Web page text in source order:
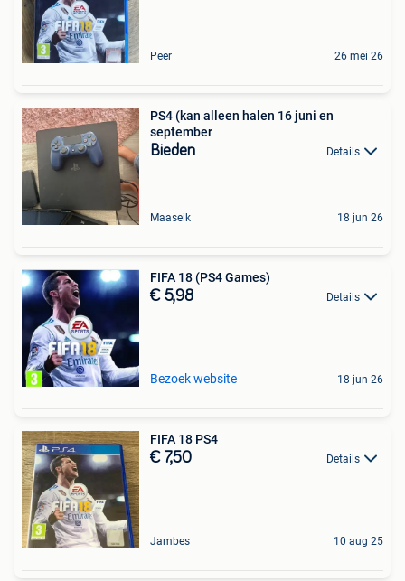
Peer 26 mei 26
PS4 (kan alleen halen 16 juni en
september
Bieden Details
Maaseik 18 jun 26
FIFA 18 (PS4 Games)
€ 5,98 Details
Bezoek website 18 jun 26
FIFA 18 PS4
€ 7,50 Details
Jambes 10 aug 25